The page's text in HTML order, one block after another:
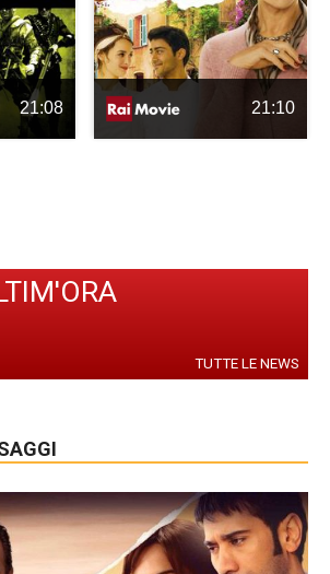
21:08 21:10
TUTTE LE NEWS